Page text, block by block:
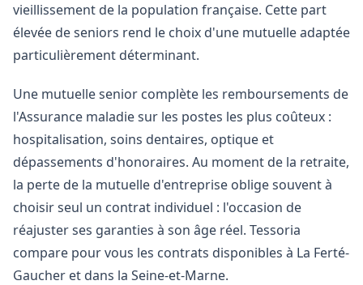
vieillissement de la population française. Cette part
élevée de seniors rend le choix d'une mutuelle adaptée
particulièrement déterminant.
Une mutuelle senior complète les remboursements de
l'Assurance maladie sur les postes les plus coûteux :
hospitalisation, soins dentaires, optique et
dépassements d'honoraires. Au moment de la retraite,
la perte de la mutuelle d'entreprise oblige souvent à
choisir seul un contrat individuel : l'occasion de
réajuster ses garanties à son âge réel. Tessoria
compare pour vous les contrats disponibles à La Ferté-
Gaucher et dans la Seine-et-Marne.